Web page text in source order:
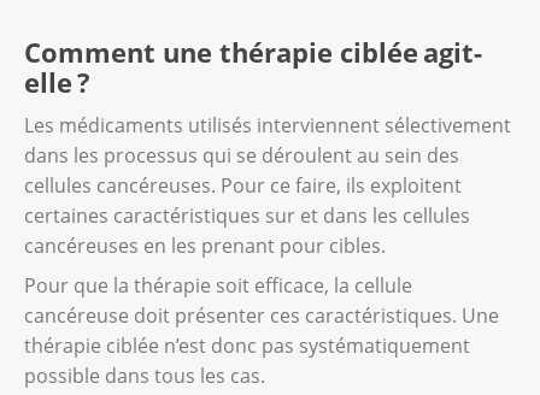
Comment une thérapie ciblée agit-
elle ?
Les médicaments utilisés interviennent sélectivement
dans les processus qui se déroulent au sein des
cellules cancéreuses. Pour ce faire, ils exploitent
certaines caractéristiques sur et dans les cellules
cancéreuses en les prenant pour cibles.
Pour que la thérapie soit efficace, la cellule
cancéreuse doit présenter ces caractéristiques. Une
thérapie ciblée n’est donc pas systématiquement
possible dans tous les cas.